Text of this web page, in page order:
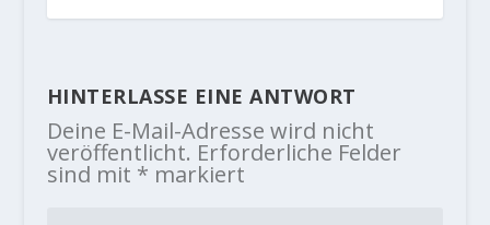
HINTERLASSE EINE ANTWORT
Deine E-Mail-Adresse wird nicht
veröffentlicht. Erforderliche Felder
sind mit * markiert